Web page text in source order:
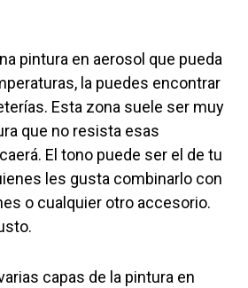
pintura en aerosol que pueda
la puedes encontrar
Esta zona suele ser muy
que no resista esas
El tono puede ser el de tu
les gusta combinarlo con
o cualquier otro accesorio.
capas de la pintura en